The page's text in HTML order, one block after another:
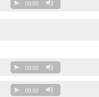
00:00
00:00
00:00